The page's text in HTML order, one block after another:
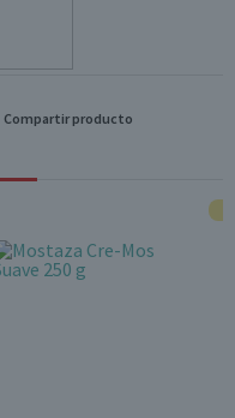
Compartir producto